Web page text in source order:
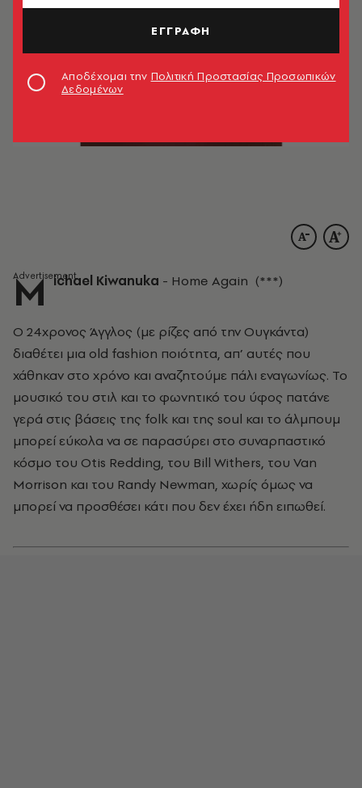
M ichael Kiwanuka - Home Again (***)
Ο 24χρονος Άγγλος (με ρίζες από την Ουγκάντα)
διαθέτει μια old fashion ποιότητα, απ’ αυτές που
χάθηκαν στο χρόνο και αναζητούμε πάλι εναγωνίως. Το
μουσικό του στιλ και το φωνητικό του ύφος πατάνε
γερά στις βάσεις της folk και της soul και το άλμπουμ
μπορεί εύκολα να σε παρασύρει στο συναρπαστικό
κόσμο του Otis Redding, του Bill Withers, του Van
Morrison και του Randy Newman, χωρίς όμως να
μπορεί να προσθέσει κάτι που δεν έχει ήδη ειπωθεί.
ΕΓΓΡΑΦΗ
Αποδέχομαι την Πολιτική Προστασίας Προσωπικών
Δεδομένων